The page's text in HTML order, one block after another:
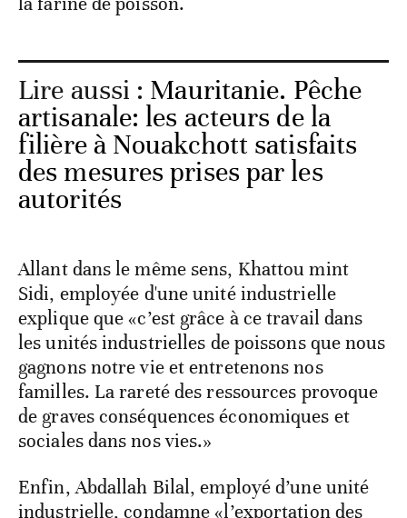
Lire aussi : Mauritanie. Pêche
artisanale: les acteurs de la
filière à Nouakchott satisfaits
des mesures prises par les
autorités
Allant dans le même sens, Khattou mint
Sidi, employée d'une unité industrielle
explique que «c’est grâce à ce travail dans
les unités industrielles de poissons que nous
gagnons notre vie et entretenons nos
familles. La rareté des ressources provoque
de graves conséquences économiques et
sociales dans nos vies.»
Enfin, Abdallah Bilal, employé d’une unité
industrielle, condamne «l’exportation des